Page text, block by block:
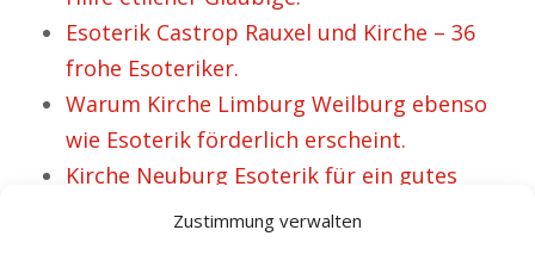
Zustimmung verwalten
Esoterik Castrop Rauxel und Kirche – 36
frohe Esoteriker.
Warum Kirche Limburg Weilburg ebenso
wie Esoterik förderlich erscheint.
Kirche Neuburg Esoterik für ein gutes